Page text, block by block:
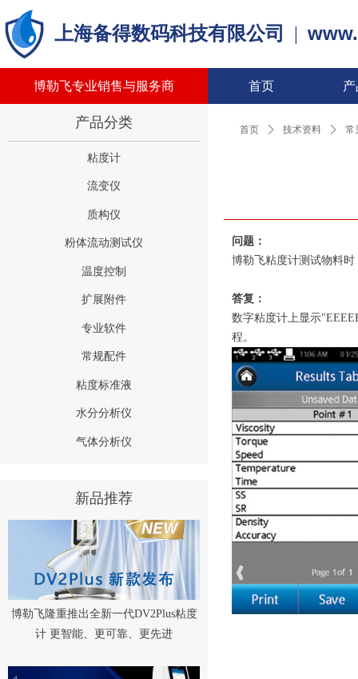
上海备得数码科技有限公司 |
首页
博勒飞专业销售与服务商
首页 ꄲ 技术资料 ꄲ 常
问题：
博勒飞粘度计测试物料时
答复：
数字粘度计上显示
程。
粘度计
流变仪
质构仪
粉体流动测试仪
温度控制
扩展附件
专业软件
常规配件
粘度标准液
水分分析仪
气体分析仪
产品分类
新品推荐
博勒飞隆重推出全新一代DV2Plus粘度
计 更智能、更可靠、更先进